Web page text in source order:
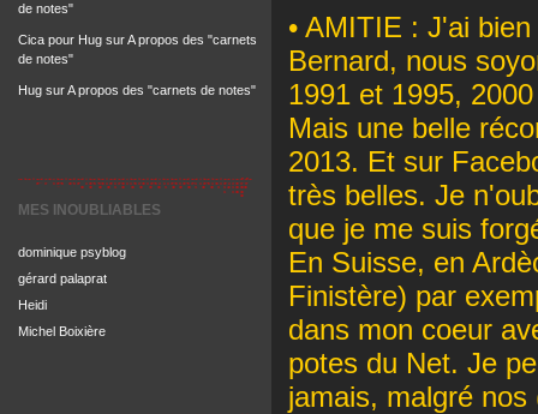
de notes"
Cica pour Hug surA propos des "carnets
de notes"
Hug surA propos des "carnets de notes"
MES INOUBLIABLES
dominique psyblog
gérard palaprat
Heidi
Michel Boixière
• AMITIE : J'ai
Bernard, nous
1991 et 1995,
Mais une belle
2013. Et sur
très belles. Je
que je me suis
En Suisse, en
Finistère) par
dans mon coeur
potes du Net. Je
jamais, malgré